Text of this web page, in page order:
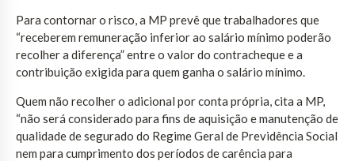
Para contornar o risco, a MP prevê que trabalhadores que
“receberem remuneração inferior ao salário mínimo poderão
recolher a diferença” entre o valor do contracheque e a
contribuição exigida para quem ganha o salário mínimo.
Quem não recolher o adicional por conta própria, cita a MP,
“não será considerado para fins de aquisição e manutenção de
qualidade de segurado do Regime Geral de Previdência Social
nem para cumprimento dos períodos de carência para